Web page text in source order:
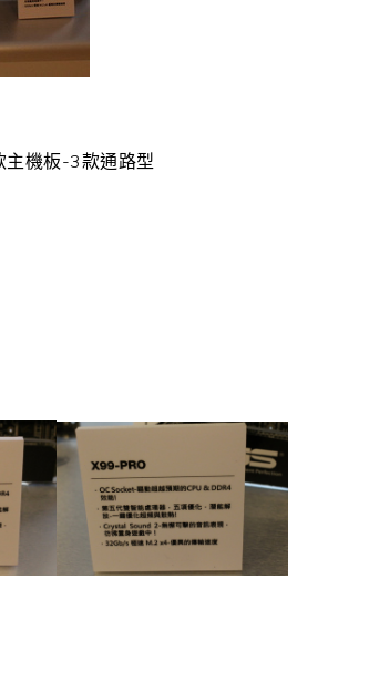
機板-3款通路型